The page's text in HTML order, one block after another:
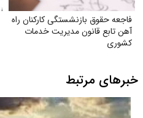
فاجعه حقوق بازنشستگی کارکنان راه
آهن تابع قانون مدیریت خدمات
کشوری
خبرهای مرتبط